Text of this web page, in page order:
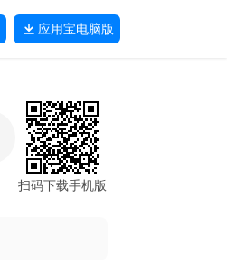
应用宝电脑版
扫码下载手机版